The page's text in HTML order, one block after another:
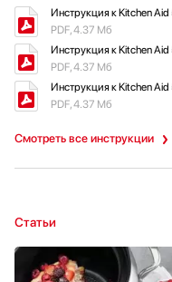
Смотреть все инструкции
Инструкция к Kitchen
PDF, 4.37 Мб
Инструкция к Kitchen
PDF, 4.37 Мб
Инструкция к Kitchen Aid
PDF, 4.37 Мб
Статьи